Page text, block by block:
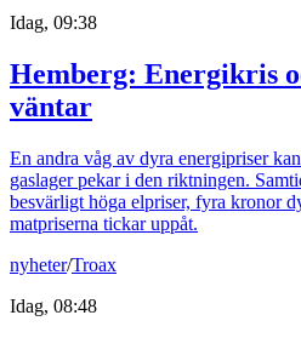
Idag, 09:38
Hemberg: Energikris
väntar
En andra våg av dyra energipriser
gaslager pekar i den riktningen.
besvärligt höga elpriser, fyra kronor
matpriserna tickar uppåt.
nyheter/Troax
Idag, 08:48